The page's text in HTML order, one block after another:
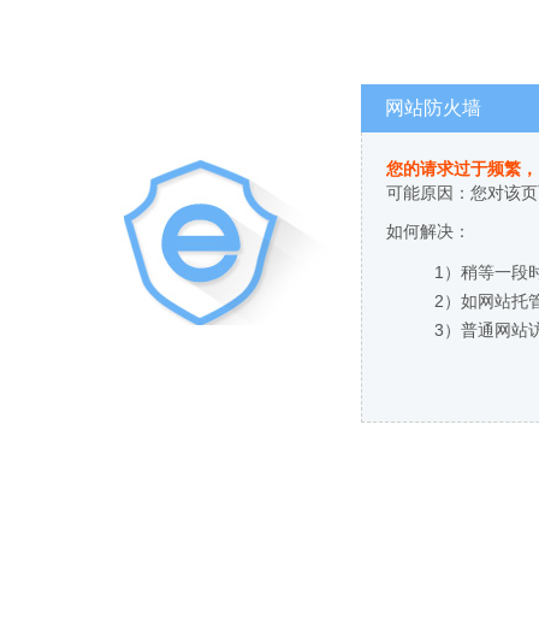
网站防火墙
您的请求过于频繁
可能原因：您对该
如何解决：
1）稍等一段
2）如网站托
3）普通网站